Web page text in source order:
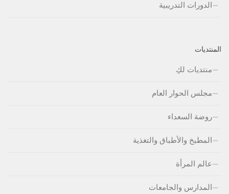
الدورات التدريبية
المنتديات
منتديات لكِ
مجلس الحوار العام
روضة السعداء
المطبخ والأطباق والتغذية
عالم المرأة
المدارس والجامعات